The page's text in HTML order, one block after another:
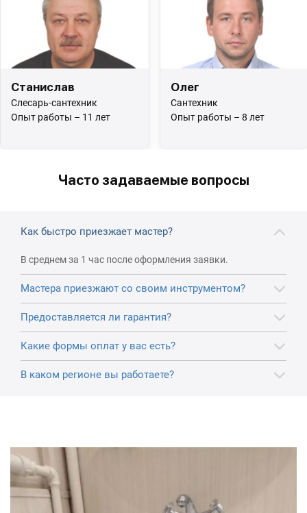
Станислав
Слесарь-сантехник
Опыт работы – 11 лет
Олег
Сантехник
Опыт работы – 8 лет
Часто задаваемые вопросы
Как быстро приезжает мастер?
В среднем за 1 час после оформления заявки.
Мастера приезжают со своим инструментом?
Предоставляется ли гарантия?
Какие формы оплат у вас есть?
В каком регионе вы работаете?